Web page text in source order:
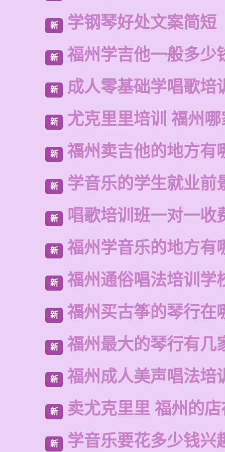
新 学钢琴好处文案简短
新 福州学吉他一般多少
新 成人零基础学唱歌培
新 尤克里里培训 福州
新 福州卖吉他的地方有
新 学音乐的学生就业前
新 唱歌培训班一对一收
新 福州学音乐的地方有
新 福州通俗唱法培训学
新 福州买古筝的琴行在
新 福州最大的琴行有几
新 福州成人美声唱法培
新 卖尤克里里 福州的
新 学音乐要花多少钱兴